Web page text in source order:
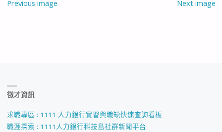
Previous image Next image
徵才資訊
求職專區 : 1111 人力銀行實習與職缺快速查詢看板
職涯探索 : 1111人力銀行科技島社群新聞平台